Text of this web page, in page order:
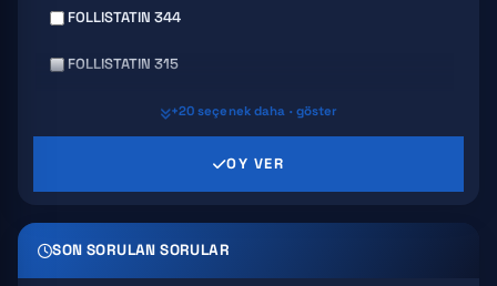
FOLLISTATIN 344
FOLLISTATIN 315
HEXARELIN
+20 seçenek daha · göster
OY VER
SON SORULAN SORULAR